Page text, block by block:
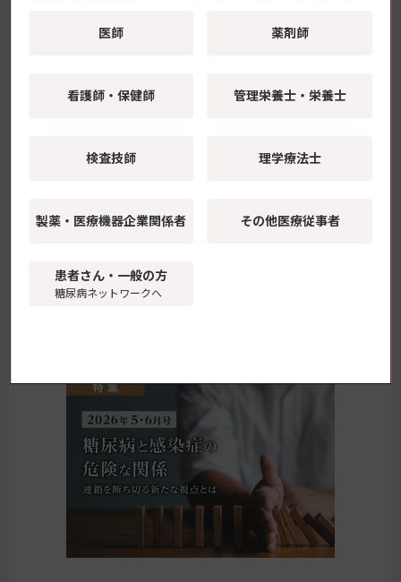
専門医の先生はもちろんのこと、これから専門医を目
医師 薬剤師
看護師・保健師 管理栄養士・栄養士
検査技師 理学療法士
製薬・医療機器企業関係者 その他医療従事者
患者さん・一般の方
糖尿病ネットワークへ